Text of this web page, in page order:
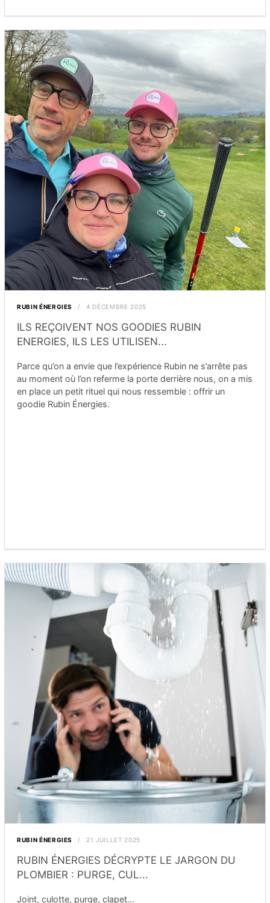
RUBIN ÉNERGIES 4 DÉCEMBRE 2025
ILS REÇOIVENT NOS GOODIES RUBIN
ENERGIES, ILS LES UTILISEN...
Parce qu’on a envie que l’expérience Rubin ne s’arrête pas
au moment où l’on referme la porte derrière nous, on a mis
en place un petit rituel qui nous ressemble : offrir un
goodie Rubin Énergies.
RUBIN ÉNERGIES 21 JUILLET 2025
RUBIN ÉNERGIES DÉCRYPTE LE JARGON DU
PLOMBIER : PURGE, CUL...
Joint, culotte, purge, clapet…